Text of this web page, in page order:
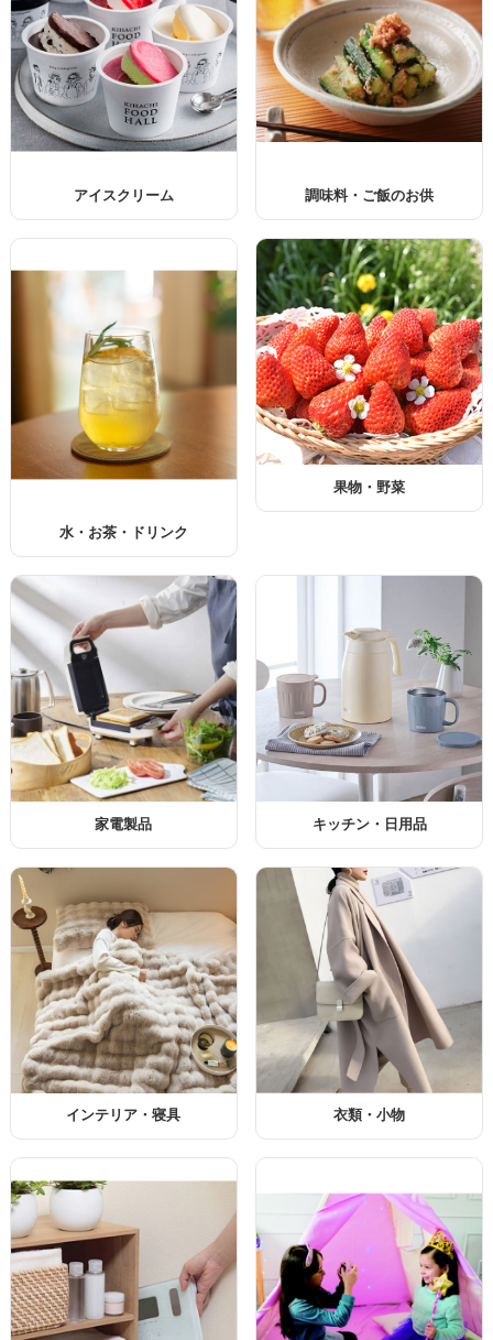
アイスクリーム 調味料・ご飯のお供
水・お茶・ドリンク
果物・野菜
家電製品 キッチン・日用品
インテリア・寝具 衣類・小物